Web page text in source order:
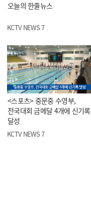
오늘의 한줄뉴스
KCTV NEWS 7
<스포츠> 중문중 수영부,
전국대회 금메달 4개에 신기록
달성
KCTV NEWS 7